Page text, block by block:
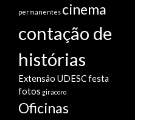
permanentes cinema
contação de
histórias
Extensão UDESCfesta
fotos giracoro
Oficinas